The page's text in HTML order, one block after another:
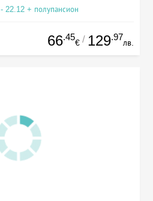
22.12 + полупансион
66.45
€ / 129.97
лв.